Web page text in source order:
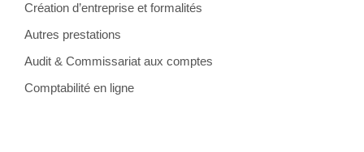
Création d’entreprise et formalités
Autres prestations
Audit & Commissariat aux comptes
Comptabilité en ligne